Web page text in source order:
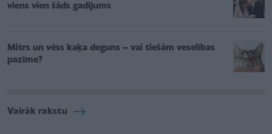
viens vien šāds gadījums
Mitrs un vēss kaķa deguns – vai tiešām veselības
pazīme?
Vairāk rakstu